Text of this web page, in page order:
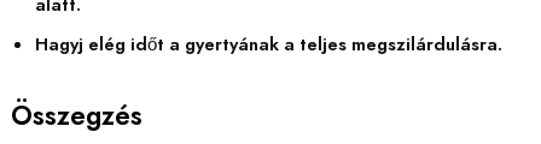
Hagyj elég időt a gyertyának a teljes megszilárdulásra.
Összegzés